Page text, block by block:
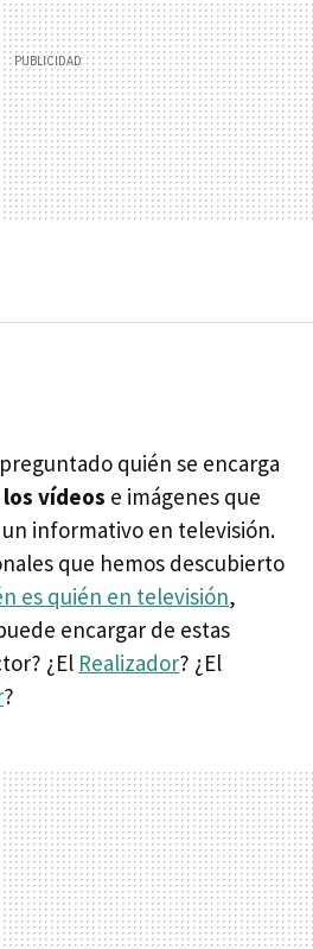
quién se encarga
vídeos e imágenes que
informativo en televisión.
que hemos descubierto
es quién en televisión,
encargar de estas
¿El Realizador? ¿El
?